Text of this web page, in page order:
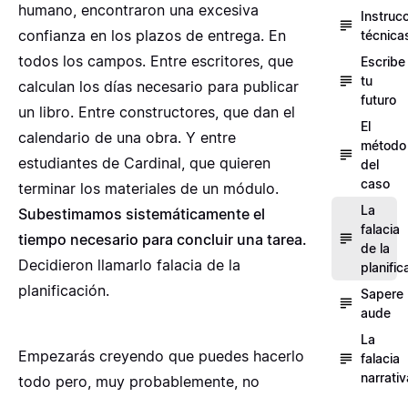
humano, encontraron una excesiva
confianza en los plazos de entrega. En
todos los campos. Entre escritores, que
calculan los días necesario para publicar
un libro. Entre constructores, que dan el
calendario de una obra. Y entre
estudiantes de Cardinal, que quieren
terminar los materiales de un módulo.
Subestimamos sistemáticamente el
tiempo necesario para concluir una tarea.
Decidieron llamarlo falacia de la
planificación.
Empezarás creyendo que puedes hacerlo
todo pero, muy probablemente, no
Escribe
tu
futuro
El
método
del
caso
La
falacia
de la
Sapere
aude
La
falacia